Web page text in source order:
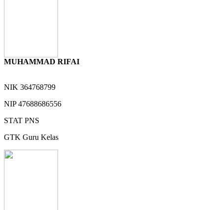
MUHAMMAD RIFAI
NIK 364768799
NIP47688686556
STAT PNS
GTK Guru Kelas